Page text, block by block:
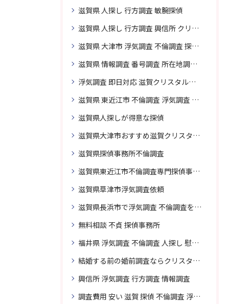
滋賀県 人探し 行方調査 敏腕探偵
滋賀県 人探し 行方調査 興信所 クリスタル探偵がおすすめ
滋賀県 大津市 浮気調査 不倫調査 探偵 探偵事務所 素行調査 企業調査 興信所
滋賀県 情報調査 番号調査 所在地調査 企業調査 探偵事務所
浮気調査 即日対応 滋賀クリスタル探偵事務所
滋賀県 東近江市 不倫調査 浮気調査 探偵 探偵事務所 無料相談 調査料金
滋賀県人探しが得意な探偵
滋賀県大津市おすすめ滋賀クリスタル探偵事務所
滋賀県探偵事務所不倫調査
滋賀県東近江市不倫調査専門探偵事務所
滋賀県草津市浮気調査依頼
滋賀県長浜市で浮気調査 不倫調査を頼むなら
無料相談 不貞 探偵事務所
福井県 浮気調査 不倫調査 人探し 慰謝料 請求 裁判 相談 探偵 探偵事務所
結婚する前の婚前調査ならクリスタル探偵事務所へお問い合わせ
興信所 浮気調査 行方調査 情報調査
調査費用 安い 滋賀 探偵 不倫調査 浮気調査